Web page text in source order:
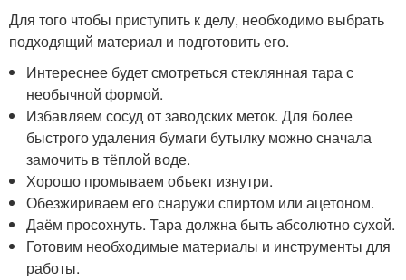
Для того чтобы приступить к делу, необходимо выбрать
подходящий материал и подготовить его.
Интереснее будет смотреться стеклянная тара с
необычной формой.
Избавляем сосуд от заводских меток. Для более
быстрого удаления бумаги бутылку можно сначала
замочить в тёплой воде.
Хорошо промываем объект изнутри.
Обезжириваем его снаружи спиртом или ацетоном.
Даём просохнуть. Тара должна быть абсолютно сухой.
Готовим необходимые материалы и инструменты для
работы.